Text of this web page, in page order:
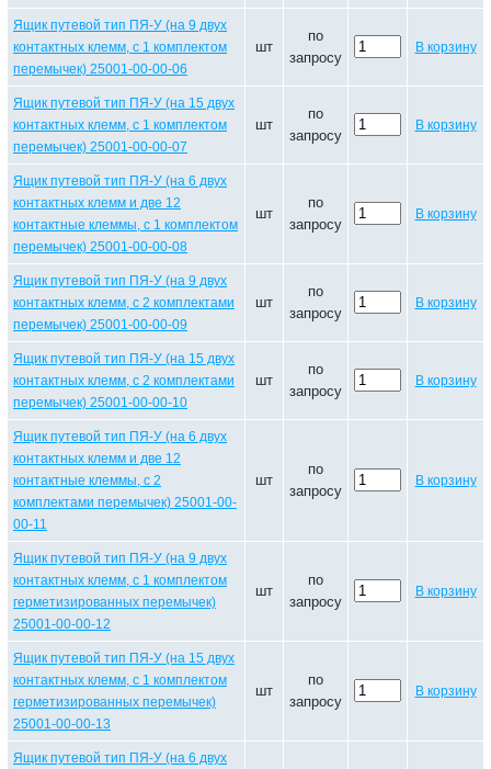
Ящик путевой тип ПЯ-У (на 9 двух
контактных клемм, с 1 комплектом
перемычек) 25001-00-00-06
шт
по
запросу
В корзину
Ящик путевой тип ПЯ-У (на 15 двух
контактных клемм, с 1 комплектом
перемычек) 25001-00-00-07
шт
по
запросу
В корзину
Ящик путевой тип ПЯ-У (на 6 двух
контактных клемм и две 12
контактные клеммы, с 1 комплектом
перемычек) 25001-00-00-08
шт
по
запросу
В корзину
Ящик путевой тип ПЯ-У (на 9 двух
контактных клемм, с 2 комплектами
перемычек) 25001-00-00-09
шт
по
запросу
В корзину
Ящик путевой тип ПЯ-У (на 15 двух
контактных клемм, с 2 комплектами
перемычек) 25001-00-00-10
шт
по
запросу
В корзину
Ящик путевой тип ПЯ-У (на 6 двух
контактных клемм и две 12
контактные клеммы, с 2
комплектами перемычек) 25001-00-
00-11
шт
по
запросу
В корзину
Ящик путевой тип ПЯ-У (на 9 двух
контактных клемм, с 1 комплектом
герметизированных перемычек)
25001-00-00-12
шт
по
запросу
В корзину
Ящик путевой тип ПЯ-У (на 15 двух
контактных клемм, с 1 комплектом
герметизированных перемычек)
25001-00-00-13
шт
по
запросу
В корзину
Ящик путевой тип ПЯ-У (на 6 двух